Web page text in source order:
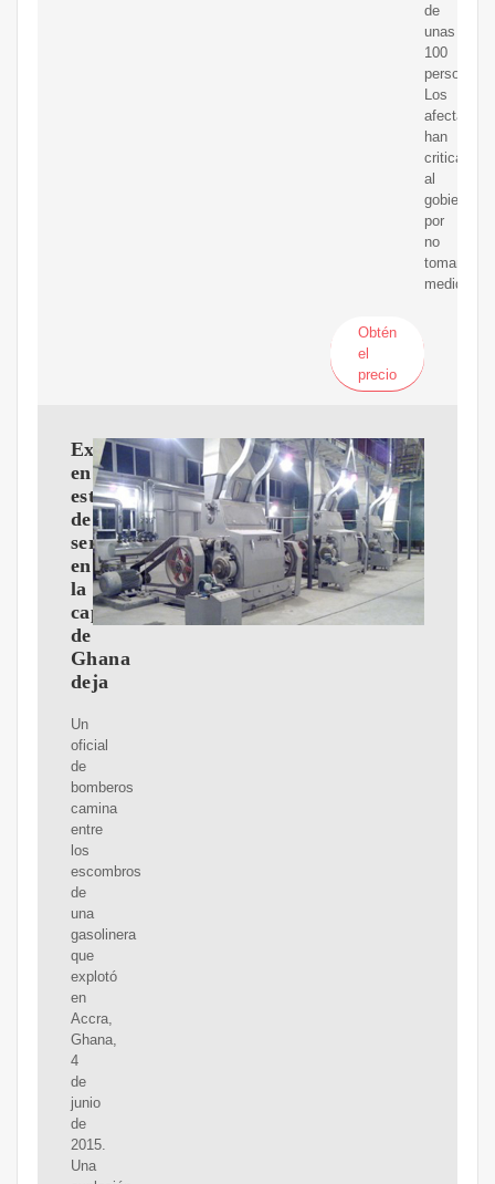
de
unas
100
personas.
Los
afectados
han
criticado
al
gobierno
por
no
tomar
medidas
Obtén
el
precio
Explosión
en
estación
de
servicio
en
la
capital
de
Ghana
deja
Un
oficial
de
bomberos
camina
entre
los
escombros
de
una
gasolinera
que
explotó
en
Accra,
Ghana,
4
de
junio
de
2015.
Una